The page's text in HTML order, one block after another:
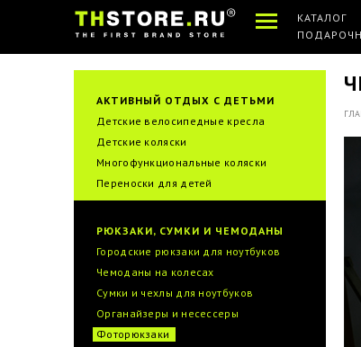
КАТАЛОГ
АКТИВНЫЙ ОТДЫХ С ДЕТЬМИ
Детские велосипедные кресла
Детские коляски
Многофункциональные коляски
Переноски для детей
РЮКЗАКИ, СУМКИ И ЧЕМОДАНЫ
Городские рюкзаки для ноутбуков
Чемоданы на колесах
Сумки и чехлы для ноутбуков
Органайзеры и несессеры
Фоторюкзаки